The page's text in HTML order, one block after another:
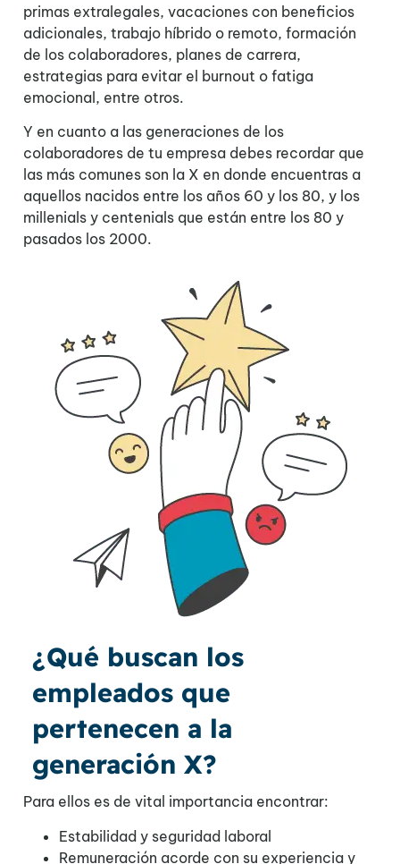
primas extralegales, vacaciones con beneficios
adicionales, trabajo híbrido o remoto, formación
de los colaboradores, planes de carrera,
estrategias para evitar el burnout o fatiga
emocional, entre otros.
Y en cuanto a las generaciones de los
colaboradores de tu empresa debes recordar que
las más comunes son la X en donde encuentras a
aquellos nacidos entre los años 60 y los 80, y los
millenials y centenials que están entre los 80 y
pasados los 2000.
¿Qué buscan los
empleados que
pertenecen a la
generación X?
Para ellos es de vital importancia encontrar:
Estabilidad y seguridad laboral
Remuneración acorde con su experiencia y